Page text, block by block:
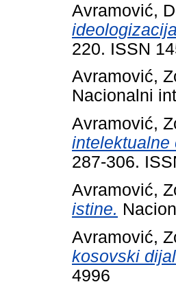
Avramović,
220. ISSN
Avramović,
Nacionalni
Avramović,
intelektualne
287-306.
Avramović,
istine.
Avramović,
kosovski
4996